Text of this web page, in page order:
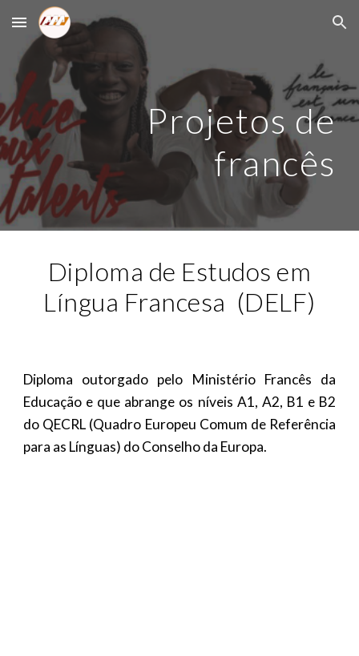
Skip to main content Skip to navigation
Projetos de
francês
Diploma de Estudos em
Língua Francesa (DELF)
Diploma outorgado pelo Ministério Francês da
Educação e que abrange os níveis A1, A2, B1 e B2
do QECRL (Quadro Europeu Comum de Referência
para as Línguas) do Conselho da Europa.